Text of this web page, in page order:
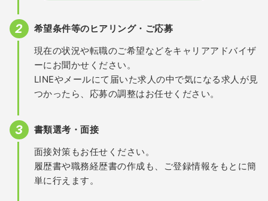
希望条件等のヒアリング・ご応募
現在の状況や転職のご希望などをキャリアアドバイザ
ーにお聞かせください。
LINEやメールにて届いた求人の中で気になる求人が見
つかったら、応募の調整はお任せください。
書類選考・面接
面接対策もお任せください。
履歴書や職務経歴書の作成も、ご登録情報をもとに簡
単に行えます。